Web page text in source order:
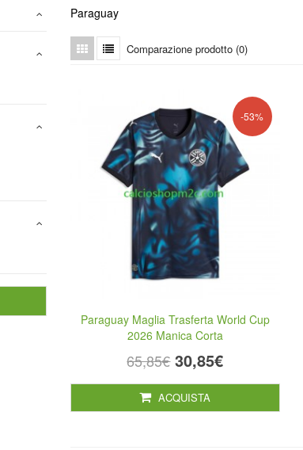
Paraguay
Comparazione prodotto (0)
-53%
Paraguay Maglia Trasferta World Cup
2026 Manica Corta
65,85€ 30,85€
ACQUISTA